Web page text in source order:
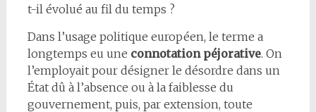
t-il évolué au fil du temps ?
Dans l’usage politique européen, le terme a
longtemps eu une connotation péjorative. On
l’employait pour désigner le désordre dans un
État dû à l’absence ou à la faiblesse du
gouvernement, puis, par extension, toute